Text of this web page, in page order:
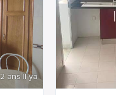
2 ans Il ya